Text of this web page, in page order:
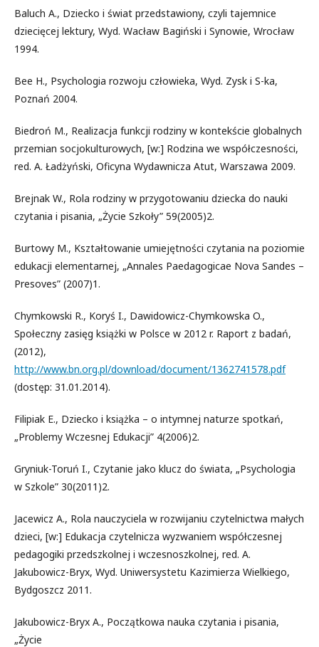
Baluch A., Dziecko i świat przedstawiony, czyli tajemnice
dziecięcej lektury, Wyd. Wacław Bagiński i Synowie, Wrocław
1994.
Bee H., Psychologia rozwoju człowieka, Wyd. Zysk i S-ka,
Poznań 2004.
Biedroń M., Realizacja funkcji rodziny w kontekście globalnych
przemian socjokulturowych, [w:] Rodzina we współczesności,
red. A. Ładżyński, Oficyna Wydawnicza Atut, Warszawa 2009.
Brejnak W., Rola rodziny w przygotowaniu dziecka do nauki
czytania i pisania, „Życie Szkoły” 59(2005)2.
Burtowy M., Kształtowanie umiejętności czytania na poziomie
edukacji elementarnej, „Annales Paedagogicae Nova Sandes –
Presoves” (2007)1.
Chymkowski R., Koryś I., Dawidowicz-Chymkowska O.,
Społeczny zasięg książki w Polsce w 2012 r. Raport z badań,
(2012),
http://www.bn.org.pl/download/document/1362741578.pdf
(dostęp: 31.01.2014).
Filipiak E., Dziecko i książka – o intymnej naturze spotkań,
„Problemy Wczesnej Edukacji” 4(2006)2.
Gryniuk-Toruń I., Czytanie jako klucz do świata, „Psychologia
w Szkole” 30(2011)2.
Jacewicz A., Rola nauczyciela w rozwijaniu czytelnictwa małych
dzieci, [w:] Edukacja czytelnicza wyzwaniem współczesnej
pedagogiki przedszkolnej i wczesnoszkolnej, red. A.
Jakubowicz-Bryx, Wyd. Uniwersystetu Kazimierza Wielkiego,
Bydgoszcz 2011.
Jakubowicz-Bryx A., Początkowa nauka czytania i pisania,
„Życie